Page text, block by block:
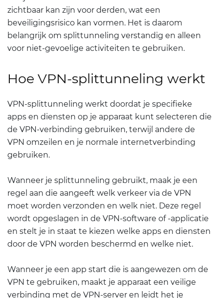
zichtbaar kan zijn voor derden, wat een
beveiligingsrisico kan vormen. Het is daarom
belangrijk om splittunneling verstandig en alleen
voor niet-gevoelige activiteiten te gebruiken.
Hoe VPN-splittunneling werkt
VPN-splittunneling werkt doordat je specifieke
apps en diensten op je apparaat kunt selecteren die
de VPN-verbinding gebruiken, terwijl andere de
VPN omzeilen en je normale internetverbinding
gebruiken.
Wanneer je splittunneling gebruikt, maak je een
regel aan die aangeeft welk verkeer via de VPN
moet worden verzonden en welk niet. Deze regel
wordt opgeslagen in de VPN-software of -applicatie
en stelt je in staat te kiezen welke apps en diensten
door de VPN worden beschermd en welke niet.
Wanneer je een app start die is aangewezen om de
VPN te gebruiken, maakt je apparaat een veilige
verbinding met de VPN-server en leidt het je